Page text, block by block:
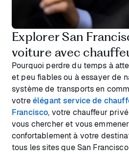
Explorer San
voiture avec
Pourquoi perdre du temps à
et peu fiables ou à essayer de
système de transports en
votreélégant service de
Francisco, votre chauffeur
vous chercher et vous
confortablement à votre
tous les sites que San